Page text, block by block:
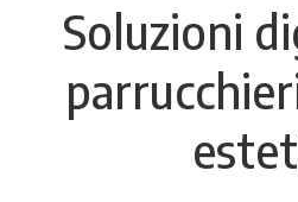
Soluzioni